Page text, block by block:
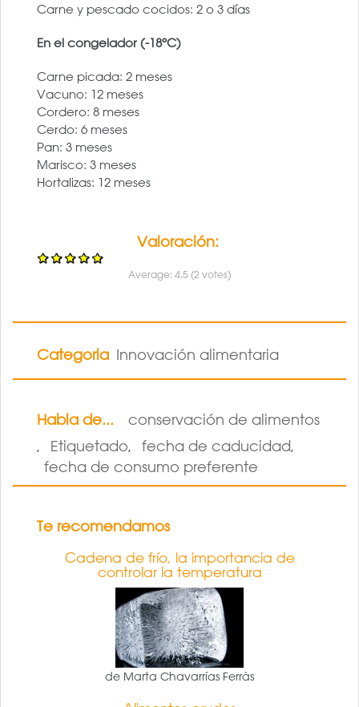
Carne y pescado cocidos: 2 o 3 días
En el congelador (-18ºC)
Carne picada: 2 meses
Vacuno: 12 meses
Cordero: 8 meses
Cerdo: 6 meses
Pan: 3 meses
Marisco: 3 meses
Hortalizas: 12 meses
Valoración:
Average: 4.5(2 votes)
Categoria Innovación alimentaria
Habla de... conservación de alimentos
, Etiquetado, fecha de caducidad,
fecha de consumo preferente
Te recomendamos
Cadena de frío, la importancia de
controlar la temperatura
de Marta Chavarrías Ferràs